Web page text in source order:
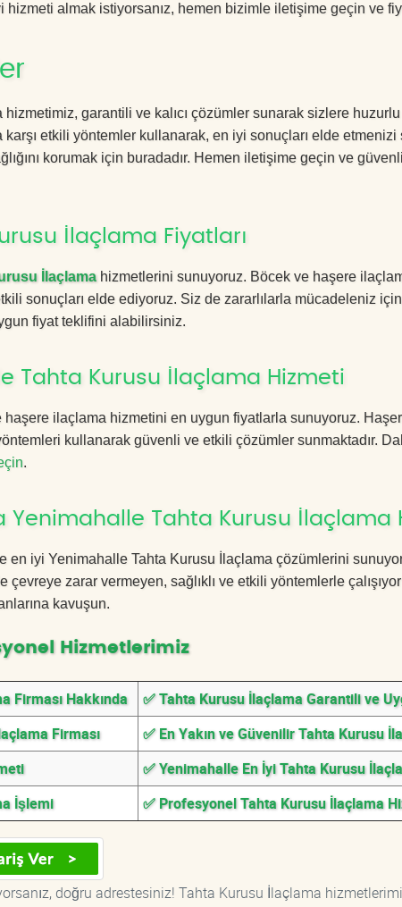
hizmeti almak istiyorsanız, hemen bizimle iletişime geçin ve
garantili ve kalıcı çözümler sunarak sizlere huzurlu
etkili yöntemler kullanarak, en iyi sonuçları elde etmenizi
korumak için buradadır. Hemen iletişime geçin ve
İlaçlama Fiyatları
İlaçlamahizmetlerini sunuyoruz. Böcek ve haşere
sonuçları elde ediyoruz. Siz de zararlılarla mücadeleniz
fiyat teklifini alabilirsiniz.
Tahta Kurusu İlaçlama Hizmeti
ilaçlama hizmetini en uygun fiyatlarla sunuyoruz.
kullanarak güvenli ve etkili çözümler sunmaktadır.
.
Yenimahalle Tahta Kurusu İlaçlama
en iyi Yenimahalle Tahta Kurusu İlaçlama çözümlerini
zarar vermeyen, sağlıklı ve etkili yöntemlerle
kavuşun.
Hizmetlerimiz
Firması Hakkında
✅ Tahta Kurusu İlaçlama Garantili ve
Firması
✅ En Yakın ve Güvenilir Tahta Kurusu
✅ Yenimahalle En İyi Tahta Kurusu
İşlemi
✅ Profesyonel Tahta Kurusu İlaçlama
doğru adrestesiniz! Tahta Kurusu İlaçlama